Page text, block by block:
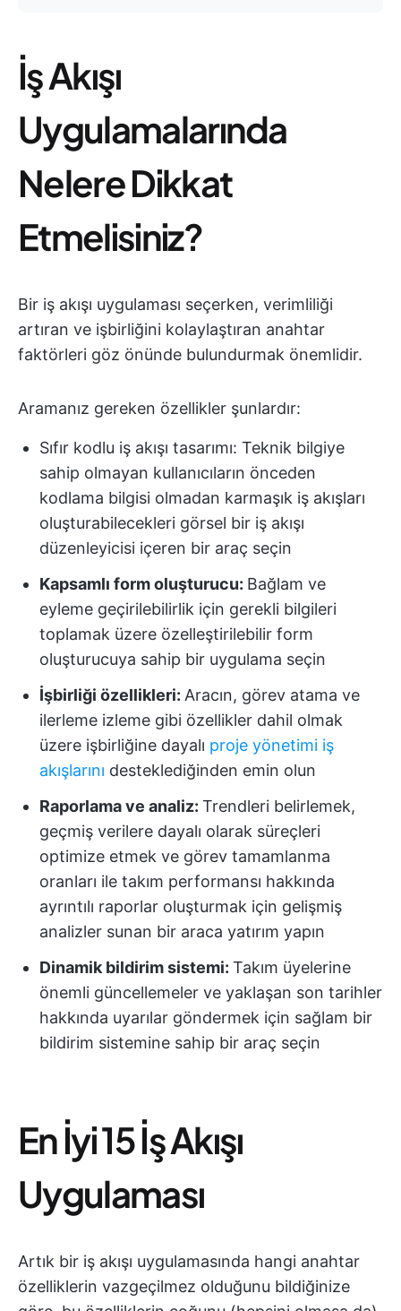
İş Akışı
Uygulamalarında
Nelere Dikkat
Etmelisiniz?
Bir iş akışı uygulaması seçerken, verimliliği
artıran ve işbirliğini kolaylaştıran anahtar
faktörleri göz önünde bulundurmak önemlidir.
Aramanız gereken özellikler şunlardır:
Sıfır kodlu iş akışı tasarımı: Teknik bilgiye
sahip olmayan kullanıcıların önceden
kodlama bilgisi olmadan karmaşık iş akışları
oluşturabilecekleri görsel bir iş akışı
düzenleyicisi içeren bir araç seçin
Kapsamlı form oluşturucu: Bağlam ve
eyleme geçirilebilirlik için gerekli bilgileri
toplamak üzere özelleştirilebilir form
oluşturucuya sahip bir uygulama seçin
İşbirliği özellikleri: Aracın, görev atama ve
ilerleme izleme gibi özellikler dahil olmak
üzere işbirliğine dayalı proje yönetimi iş
akışlarını desteklediğinden emin olun
Raporlama ve analiz: Trendleri belirlemek,
geçmiş verilere dayalı olarak süreçleri
optimize etmek ve görev tamamlanma
oranları ile takım performansı hakkında
ayrıntılı raporlar oluşturmak için gelişmiş
analizler sunan bir araca yatırım yapın
Dinamik bildirim sistemi: Takım üyelerine
önemli güncellemeler ve yaklaşan son tarihler
hakkında uyarılar göndermek için sağlam bir
bildirim sistemine sahip bir araç seçin
En İyi 15 İş Akışı
Uygulaması
Artık bir iş akışı uygulamasında hangi anahtar
özelliklerin vazgeçilmez olduğunu bildiğinize